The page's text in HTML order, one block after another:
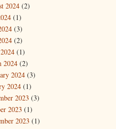
2024 (2)
(1)
(3)
(2)
(1)
2024 (2)
2024 (3)
2024 (1)
2023 (3)
2023 (1)
2023 (1)